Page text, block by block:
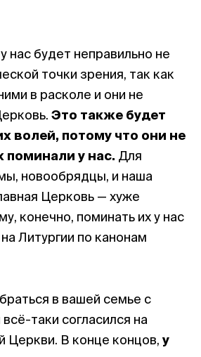
нас будет неправильно не
точки зрения, так как
в расколе и они не
Это также будет
волей, потому что они не
поминали у нас. Для
новообрядцы, и наша
Церковь — хуже
конечно, поминать их у нас
Литургии по канонам
в вашей семье с
таки согласился на
Церкви. В конце концов, у